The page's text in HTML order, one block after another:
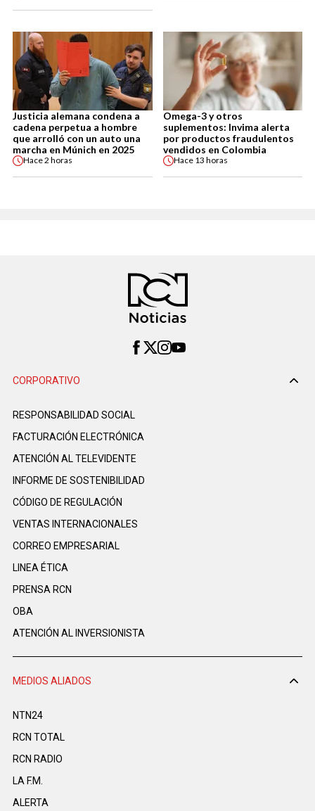
Justicia alemana condena a
cadena perpetua a hombre
que arrolló con un auto una
marcha en Múnich en 2025
Hace2 horas
Omega-3 y otros
suplementos: Invima alerta
por productos fraudulentos
vendidos en Colombia
Hace 13 horas
CORPORATIVO
RESPONSABILIDAD SOCIAL
FACTURACIÓN ELECTRÓNICA
ATENCIÓN AL TELEVIDENTE
INFORME DE SOSTENIBILIDAD
CÓDIGO DE REGULACIÓN
VENTAS INTERNACIONALES
CORREO EMPRESARIAL
LINEA ÉTICA
PRENSA RCN
OBA
ATENCIÓN AL INVERSIONISTA
MEDIOS ALIADOS
NTN24
RCN TOTAL
RCN RADIO
LA F.M.
ALERTA